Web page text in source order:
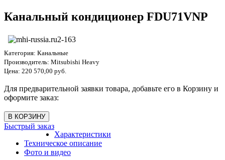
Канальный кондиционер FDU71VNP
Категория: Канальные
Производитель: Mitsubishi Heavy
Цена: 220 570,00 руб.
Для предварительной заявки товара, добавьте его в Корзину и
оформите заказ:
Быстрый заказ
Характеристики
Техническое описание
Фото и видео